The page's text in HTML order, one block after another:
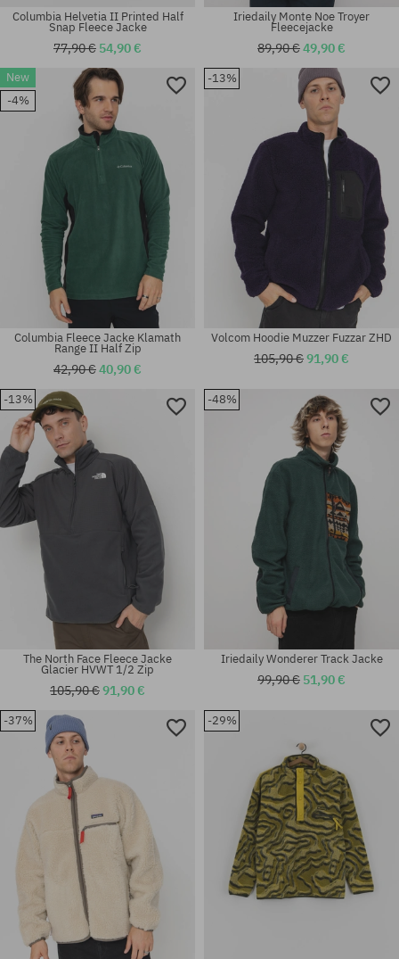
Verfügbare Größen:
XL
Verfügbare Größen:
Verfügbare Größen:
L; XL
Columbia Helvetia II Printed Half
Snap Fleece Jacke
77,90 € 54,90 €
Verfügbare Größen:
Iriedaily Monte Noe Troyer
Fleecejacke
89,90 €49,90 €
New
-4%
Verfügbare Größen:
Columbia Fleece Jacke Klamath
Range II Half Zip
42,90 €40,90 €
-13%
Verfügbare Größen:
Volcom Hoodie Muzzer Fuzzar ZHD
105,90 €91,90 €
-13%
The North Face Fleece Jacke
Glacier HVWT 1/2 Zip
105,90 €91,90 €
-48%
Iriedaily Wonderer Track Jacke
99,90 € 51,90 €
-37% -29%